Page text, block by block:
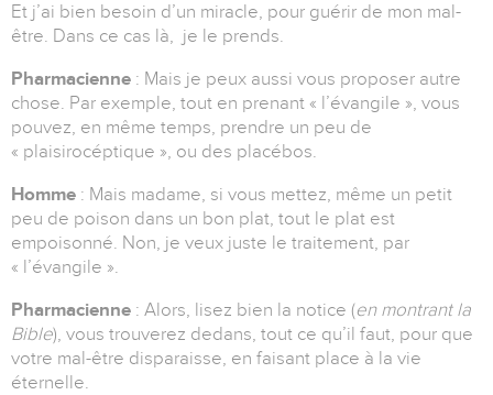
Et j’ai bien besoin d’un miracle, pour guérir de mon mal-
être. Dans ce cas là, je le prends.
Pharmacienne : Mais je peux aussi vous proposer autre
chose. Par exemple, tout en prenant « l’évangile », vous
pouvez, en même temps, prendre un peu de
« plaisirocéptique », ou des placébos.
Homme : Mais madame, si vous mettez, même un petit
peu de poison dans un bon plat, tout le plat est
empoisonné. Non, je veux juste le traitement, par
« l’évangile ».
Pharmacienne : Alors, lisez bien la notice (en montrant la
Bible), vous trouverez dedans, tout ce qu’il faut, pour que
votre mal-être disparaisse, en faisant place à la vie
éternelle.